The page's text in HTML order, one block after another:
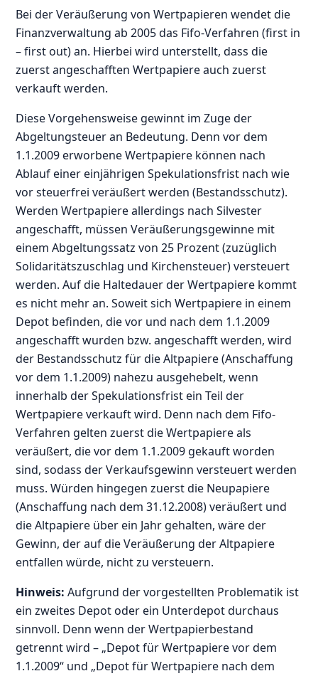
Bei der Veräußerung von Wertpapieren wendet die
Finanzverwaltung ab 2005 das Fifo-Verfahren (first in
– first out) an. Hierbei wird unterstellt, dass die
zuerst angeschafften Wertpapiere auch zuerst
verkauft werden.
Diese Vorgehensweise gewinnt im Zuge der
Abgeltungsteuer an Bedeutung. Denn vor dem
1.1.2009 erworbene Wertpapiere können nach
Ablauf einer einjährigen Spekulationsfrist nach wie
vor steuerfrei veräußert werden (Bestandsschutz).
Werden Wertpapiere allerdings nach Silvester
angeschafft, müssen Veräußerungsgewinne mit
einem Abgeltungssatz von 25 Prozent (zuzüglich
Solidaritätszuschlag und Kirchensteuer) versteuert
werden. Auf die Haltedauer der Wertpapiere kommt
es nicht mehr an. Soweit sich Wertpapiere in einem
Depot befinden, die vor und nach dem 1.1.2009
angeschafft wurden bzw. angeschafft werden, wird
der Bestandsschutz für die Altpapiere (Anschaffung
vor dem 1.1.2009) nahezu ausgehebelt, wenn
innerhalb der Spekulationsfrist ein Teil der
Wertpapiere verkauft wird. Denn nach dem Fifo-
Verfahren gelten zuerst die Wertpapiere als
veräußert, die vor dem 1.1.2009 gekauft worden
sind, sodass der Verkaufsgewinn versteuert werden
muss. Würden hingegen zuerst die Neupapiere
(Anschaffung nach dem 31.12.2008) veräußert und
die Altpapiere über ein Jahr gehalten, wäre der
Gewinn, der auf die Veräußerung der Altpapiere
entfallen würde, nicht zu versteuern.
Hinweis: Aufgrund der vorgestellten Problematik ist
ein zweites Depot oder ein Unterdepot durchaus
sinnvoll. Denn wenn der Wertpapierbestand
getrennt wird – „Depot für Wertpapiere vor dem
1.1.2009“ und „Depot für Wertpapiere nach dem